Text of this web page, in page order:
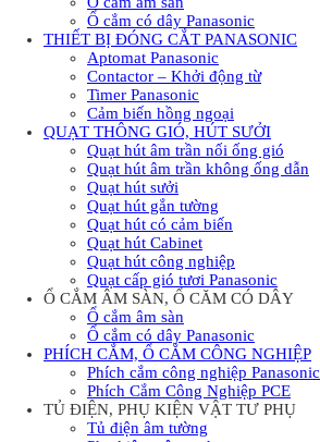
Ổ cắm có dây Panasonic
THIẾT BỊ ĐÓNG CẮT PANASONIC
Aptomat Panasonic
Contactor – Khởi động từ
Timer Panasonic
Cảm biến hồng ngoại
QUẠT THÔNG GIÓ, HÚT SƯỞI
Quạt hút âm trần nối ống gió
Quạt hút âm trần không ống dẫn
Quạt hút sưởi
Quạt hút gắn tường
Quạt hút có cảm biến
Quạt hút Cabinet
Quạt hút công nghiệp
Quạt cấp gió tươi Panasonic
Ổ CẮM ÂM SÀN, Ổ CĂM CÓ DÂY
Ổ cắm âm sàn
Ổ cắm có dây Panasonic
PHÍCH CẮM, Ổ CẮM CÔNG NGHIỆP
Phích cắm công nghiệp Panasonic
Phích Cắm Công Nghiệp PCE
TỦ ĐIỆN, PHỤ KIỆN VẬT TƯ PHỤ
Tủ điện âm tường